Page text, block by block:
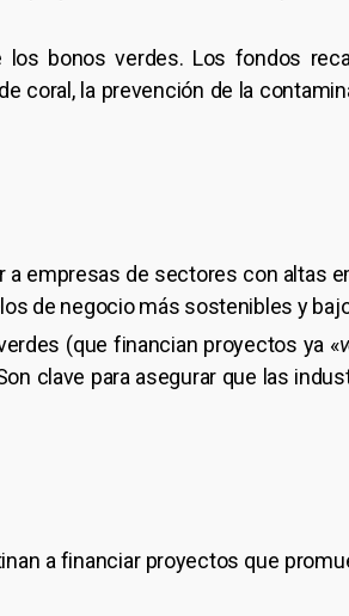
los bonos verdes. Los fondos
coral, la prevención de la
a empresas de sectores con altas
de negocio más sostenibles y
(que financian proyectos ya «
clave para asegurar que las
a financiar proyectos que